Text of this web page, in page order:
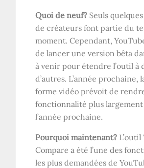
Quoi de neuf? Seuls
de créateurs font partie du
moment. Cependant,
de lancer une version bêta
à venir pour étendre l’outil à
d’autres. L’année prochaine,
forme vidéo prévoit de
fonctionnalité plus
l’année prochaine.
Pourquoi maintenant? L’outil
Compare a été l’une des
les plus demandées de